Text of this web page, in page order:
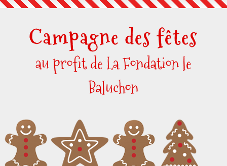
Skip
contentCampagne des fêtes
au profit de La Fondation le
Baluchon